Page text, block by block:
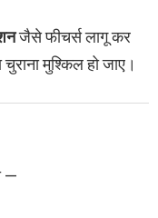
जैसे फीचर्स लागू कर
मुश्किल हो जाए।
—